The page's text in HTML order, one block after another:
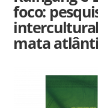
foco:
mata